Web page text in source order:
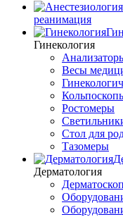
реанимация
Гинекология
Весы
Ростомеры
Стол для
Тазомеры
Дерматология
Дерматоскоп